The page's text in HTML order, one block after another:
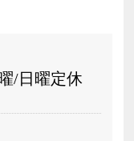
/日曜定休